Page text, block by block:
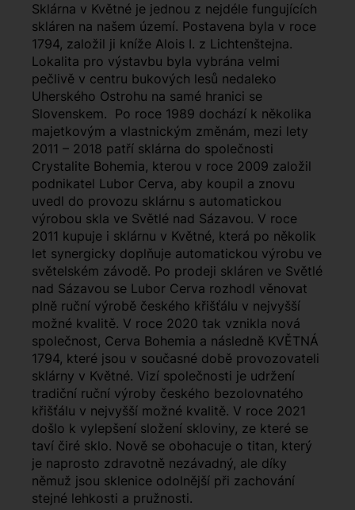
Sklárna v Květné je jednou z nejdéle fungujících
skláren na našem území. Postavena byla v roce
1794, založil ji kníže Alois I. z Lichtenštejna.
Lokalita pro výstavbu byla vybrána velmi
pečlivě v centru bukových lesů nedaleko
Uherského Ostrohu na samé hranici se
Slovenskem. Po roce 1989 dochází k několika
majetkovým a vlastnickým změnám, mezi lety
2011 – 2018 patří sklárna do společnosti
Crystalite Bohemia, kterou v roce 2009 založil
podnikatel Lubor Cerva, aby koupil a znovu
uvedl do provozu sklárnu s automatickou
výrobou skla ve Světlé nad Sázavou. V roce
2011 kupuje i sklárnu v Květné, která po několik
let synergicky doplňuje automatickou výrobu ve
světelském závodě. Po prodeji skláren ve Světlé
nad Sázavou se Lubor Cerva rozhodl věnovat
plně ruční výrobě českého křišťálu v nejvyšší
možné kvalitě. V roce 2020 tak vznikla nová
společnost, Cerva Bohemia a následně KVĚTNÁ
1794, které jsou v současné době provozovateli
sklárny v Květné. Vizí společnosti je udržení
tradiční ruční výroby českého bezolovnatého
křišťálu v nejvyšší možné kvalitě. V roce 2021
došlo k vylepšení složení skloviny, ze které se
taví čiré sklo. Nově se obohacuje o titan, který
je naprosto zdravotně nezávadný, ale díky
němuž jsou sklenice odolnější při zachování
stejné lehkosti a pružnosti.